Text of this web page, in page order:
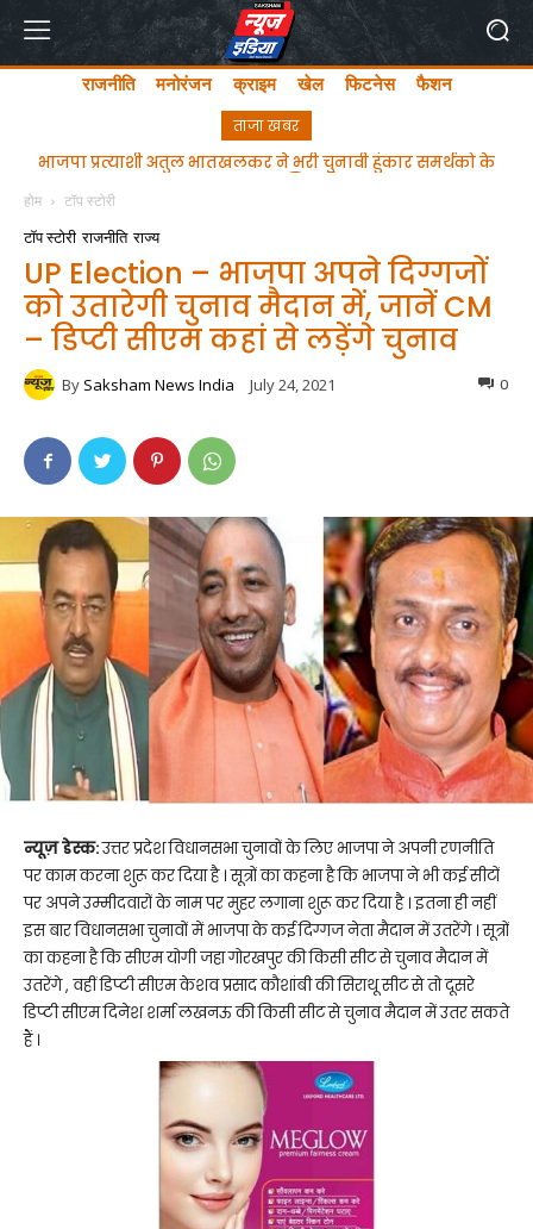
राजनीति मनोरंजन क्राइम खेल फिटनेस फैशन
ताजा खबर
ghgfhfghfghgfhgfhf
होम टॉप स्टोरी
टॉप स्टोरी राजनीति राज्य
UP Election – भाजपा अपने दिग्गजों
को उतारेगी चुनाव मैदान में, जानें CM
– डिप्टी सीएम कहां से लड़ेंगे चुनाव
By Saksham News India July 24, 2021 0
न्यूज़ डेस्क:उत्तर प्रदेश विधानसभा चुनावों के लिए भाजपा ने अपनी रणनीति
पर काम करना शुरू कर दिया है । सूत्रों का कहना है कि भाजपा ने भी कई सीटों
पर अपने उम्मीदवारों के नाम पर मुहर लगाना शुरू कर दिया है । इतना ही नहीं
इस बार विधानसभा चुनावों में भाजपा के कई दिग्गज नेता मैदान में उतरेंगे । सूत्रों
का कहना है कि सीएम योगी जहा गोरखपुर की किसी सीट से चुनाव मैदान में
उतरेंगे , वहीं डिप्टी सीएम केशव प्रसाद कौशांबी की सिराथू सीट से तो दूसरे
डिप्टी सीएम दिनेश शर्मा लखनऊ की किसी सीट से चुनाव मैदान में उतर सकते
हैं ।